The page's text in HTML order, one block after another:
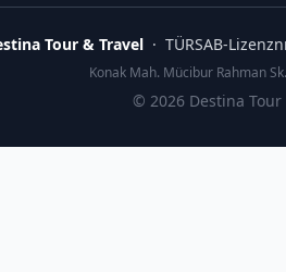
Tour & Travel· TÜRSAB-
Konak Mah. Mücibur Rahman
© 2026Destina Tour